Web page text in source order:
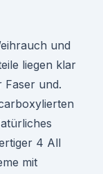
und
liegen klar
Faser und.
4 All
mit